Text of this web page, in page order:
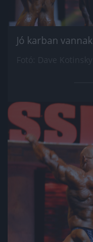
Jó karban vannak